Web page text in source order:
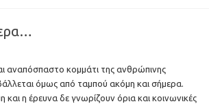
αναπόσπαστο κομμάτι της ανθρώπινης
όμως από ταμπού ακόμη και σήμερα.
και η έρευνα δε γνωρίζουν όρια και κοινωνικές